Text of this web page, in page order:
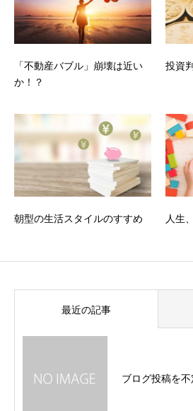
「不動産バブル」崩壊は近い
か！？
投資
朝型の生活スタイルのすすめ 人生
最近の記事
ブログ投稿を